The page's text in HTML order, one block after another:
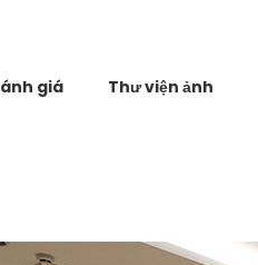
giá Thư viện ảnh